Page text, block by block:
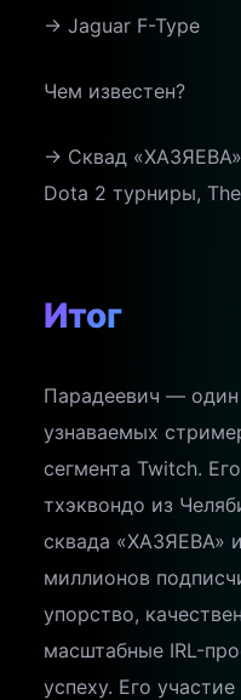
→ Jaguar F-Type
Чем известен?
→ Сквад
Dota 2 турниры,
Итог
Парадеевич —
узнаваемых
сегмента Twitch.
тхэквондо из
сквада «ХАЗЯЕВА»
миллионов
упорство,
масштабные IRL-
успеху. Его